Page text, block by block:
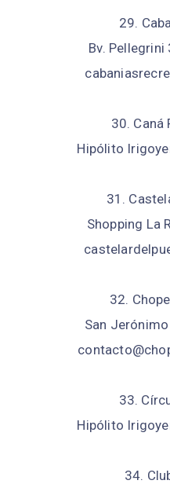
29.
Bv.
30. Caná
Hipólito
31.
Shopping La
32.
San
33.
Hipólito
34.